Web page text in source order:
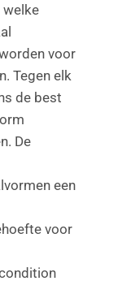
welke
voor
Tegen elk
de best
De
een
voor